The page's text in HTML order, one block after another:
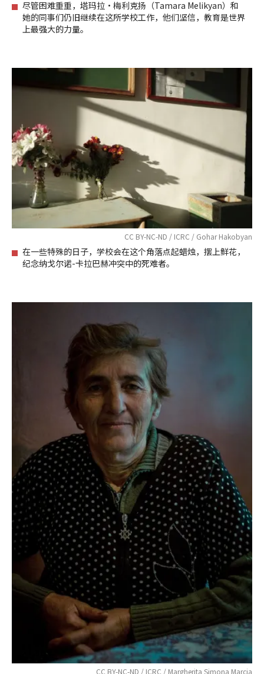
尽管困难重重，塔玛拉·梅利克扬（Tamara Melikyan）和
她的同事们仍旧继续在这所学校工作，他们坚信，教育是世界
上最强大的力量。
CC BY-NC-ND / ICRC / Gohar Hakobyan
在一些特殊的日子，学校会在这个角落点起蜡烛，摆上鲜花，
纪念纳戈尔诺-卡拉巴赫冲突中的死难者。
CC BY-NC-ND / ICRC / Margherita Simona Marcia